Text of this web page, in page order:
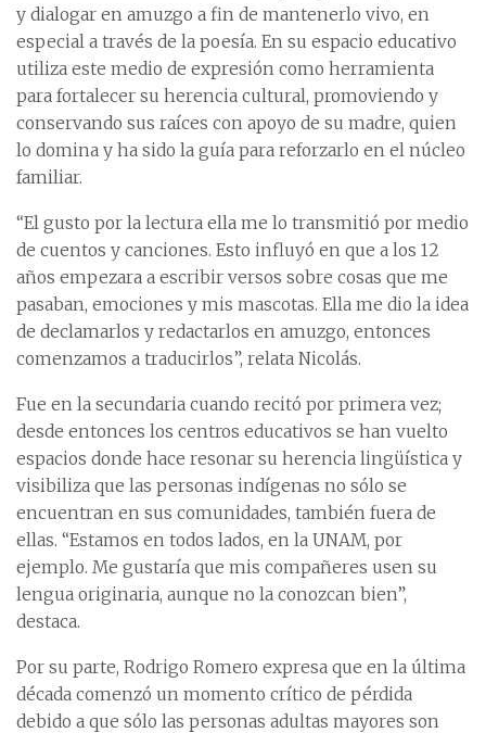
y dialogar en amuzgo a fin de mantenerlo vivo, en
especial a través de la poesía. En su espacio educativo
utiliza este medio de expresión como herramienta
para fortalecer su herencia cultural, promoviendo y
conservando sus raíces con apoyo de su madre, quien
lo domina y ha sido la guía para reforzarlo en el núcleo
familiar.
“El gusto por la lectura ella me lo transmitió por medio
de cuentos y canciones. Esto influyó en que a los 12
años empezara a escribir versos sobre cosas que me
pasaban, emociones y mis mascotas. Ella me dio la idea
de declamarlos y redactarlos en amuzgo, entonces
comenzamos a traducirlos”, relata Nicolás.
Fue en la secundaria cuando recitó por primera vez;
desde entonces los centros educativos se han vuelto
espacios donde hace resonar su herencia lingüística y
visibiliza que las personas indígenas no sólo se
encuentran en sus comunidades, también fuera de
ellas. “Estamos en todos lados, en la UNAM, por
ejemplo. Me gustaría que mis compañeres usen su
lengua originaria, aunque no la conozcan bien”,
destaca.
Por su parte, Rodrigo Romero expresa que en la última
década comenzó un momento crítico de pérdida
debido a que sólo las personas adultas mayores son